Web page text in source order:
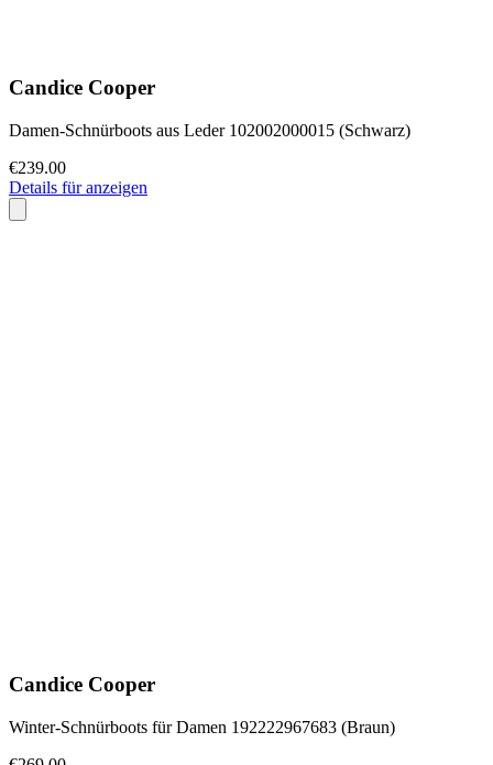
Candice Cooper
Damen-Schnürboots aus Leder 102002000015 (Schwarz)
€239.00
Details für anzeigen
Candice Cooper
Winter-Schnürboots für Damen 192222967683 (Braun)